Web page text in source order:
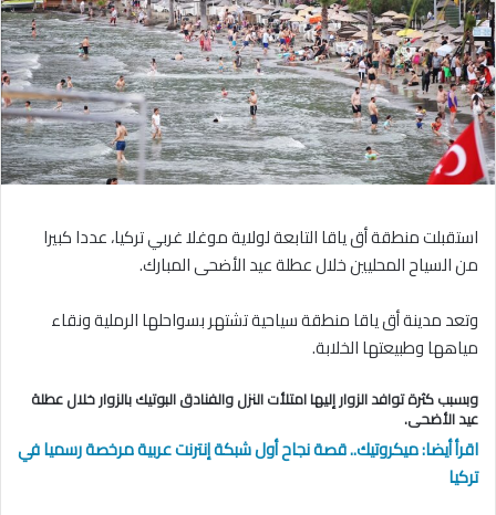
استقبلت منطقة أق ياقا التابعة لولاية موغلا غربي تركيا، عددا كبيرا
من السياح المحليين خلال عطلة عيد الأضحى المبارك.
وتعد مدينة أق ياقا منطقة سياحية تشتهر بسواحلها الرملية ونقاء
مياهها وطبيعتها الخلابة.
وبسبب كثرة توافد الزوار إليها امتلأت النزل والفنادق البوتيك بالزوار خلال عطلة
عيد الأضحى.
اقرأ أيضا: ميكروتيك.. قصة نجاح أول شبكة إنترنت عربية مرخصة رسميا في
تركيا